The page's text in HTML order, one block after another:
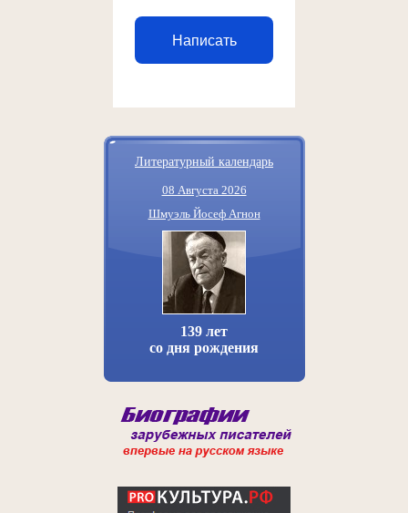
Написать
Литературный календарь
08 Августа 2026
Шмуэль Йосеф Агнон
139 лет
со дня рождения